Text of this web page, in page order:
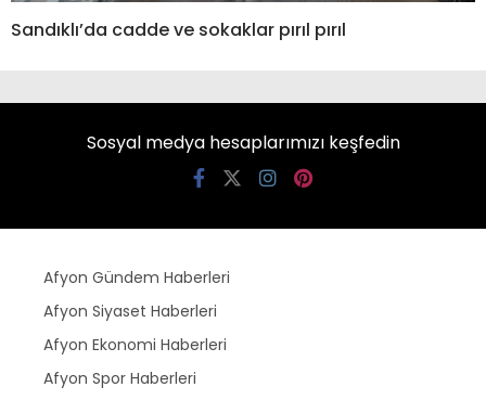
Sandıklı’da cadde ve sokaklar pırıl pırıl
Sosyal medya hesaplarımızı keşfedin
Afyon Gündem Haberleri
Afyon Siyaset Haberleri
Afyon Ekonomi Haberleri
Afyon Spor Haberleri